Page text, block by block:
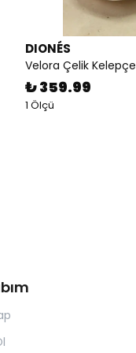
DIONÉS
Velora Çelik Kelepçe
₺ 359.99
1 Ölçü